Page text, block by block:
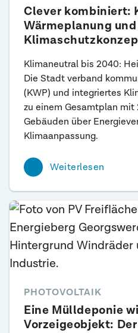
Clever kombiniert:
Wärmeplanung
Klimaneutral bis 2040:
Die Stadt verband
(KWP) und integriertes
zu einem Gesamtplan mit
Gebäuden über
Klimaanpassung.
Weiterlesen
PHOTOVOLTAIK
Eine Mülldeponie
Vorzeigeobjekt: